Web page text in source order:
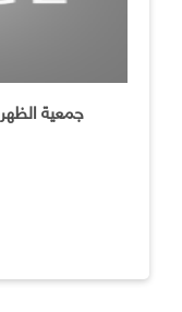
جمعية